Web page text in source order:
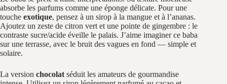
absorbe les parfums comme une éponge délicate. Pour une
touche exotique, pensez à un sirop à la mangue et à l’ananas.
Ajoutez un zeste de citron vert et une pointe de gingembre : le
contraste sucre/acide éveille le palais. J’aime imaginer ce baba
sur une terrasse, avec le bruit des vagues en fond — simple et
solaire.
La version chocolat séduit les amateurs de gourmandise